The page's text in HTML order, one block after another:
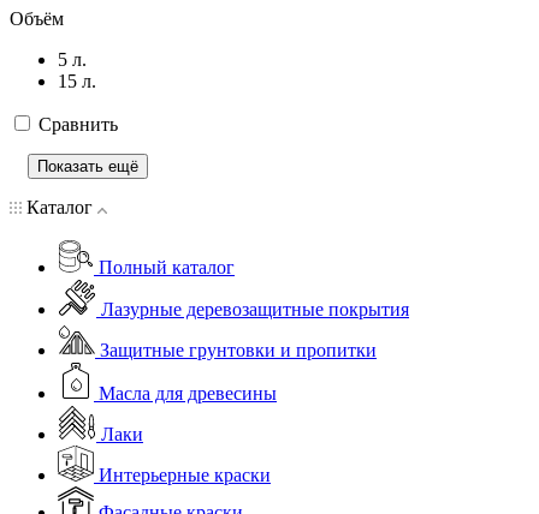
Объём
5 л.
15 л.
Сравнить
Показать ещё
Каталог
Полный каталог
Лазурные деревозащитные покрытия
Защитные грунтовки и пропитки
Масла для древесины
Лаки
Интерьерные краски